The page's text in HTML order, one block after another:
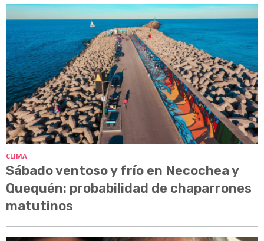
CLIMA
Sábado ventoso y frío en Necochea y
Quequén: probabilidad de chaparrones
matutinos